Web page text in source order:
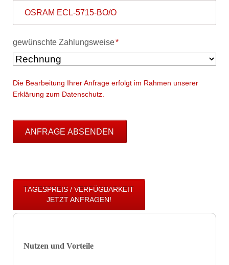
Pflichtfeld
gewünschte Zahlungsweise*
Die Bearbeitung Ihrer Anfrage erfolgt im Rahmen unserer
Erklärung zum Datenschutz.
ANFRAGE ABSENDEN
TAGESPREIS / VERFÜGBARKEIT
JETZT ANFRAGEN!
Nutzen und Vorteile